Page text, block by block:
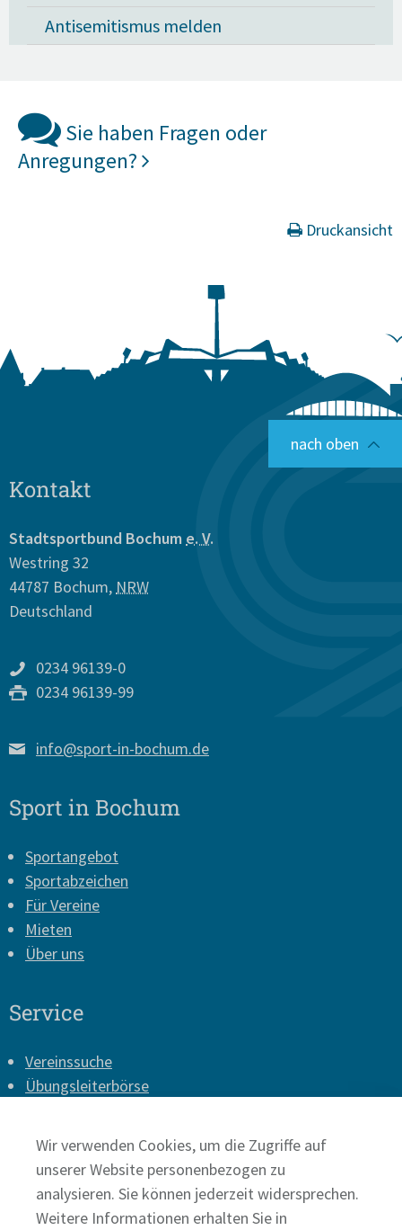
Antisemitismus melden
Sie haben Fragen oder
Anregungen?
Druckansicht
nach oben
Kontakt
Stadtsportbund Bochum e. V.
Westring 32
44787 Bochum, NRW
Deutschland
0234 96139-0
0234 96139-99
info@sport-in-bochum.de
Sport in Bochum
Sportangebot
Sportabzeichen
Für Vereine
Mieten
Über uns
Service
Vereinssuche
Übungsleiterbörse
Presse
Datenschutz
Wir verwenden Cookies, um die Zugriffe auf
unserer Website personenbezogen zu
analysieren. Sie können jederzeit widersprechen.
Weitere Informationen erhalten Sie in